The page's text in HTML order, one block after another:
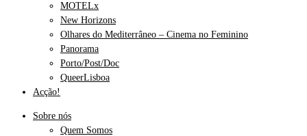
MOTELx
New Horizons
Olhares do Mediterrâneo – Cinema no Feminino
Panorama
Porto/Post/Doc
QueerLisboa
Acção!
Sobre nós
Quem Somos